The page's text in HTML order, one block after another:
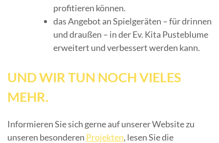
profitieren können.
das Angebot an Spielgeräten – für drinnen
und draußen – in der Ev. Kita Pusteblume
erweitert und verbessert werden kann.
UND WIR TUN NOCH VIELES
MEHR.
Informieren Sie sich gerne auf unserer Website zu
unseren besonderen Projekten, lesen Sie die